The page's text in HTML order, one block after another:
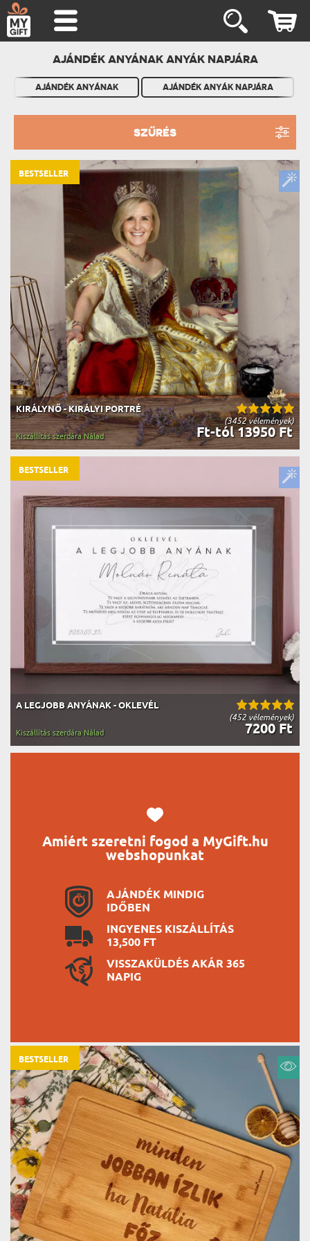
AJÁNDÉK ANYÁNAK ANYÁK NAPJÁRA
AJÁNDÉK ANYÁNAK AJÁNDÉK ANYÁK NAPJÁRA
SZŰRÉS
(3452 vélemények)
KIRÁLYNŐ - KIRÁLYI PORTRÉ
Ft-tól 13950 Ft
Kiszállítás szerdára Nálad
BESTSELLER
(452 vélemények)
A LEGJOBB ANYÁNAK - OKLEVÉL
7200 Ft
Kiszállítás szerdára Nálad
BESTSELLER
Amiért szeretni fogod a MyGift.hu
webshopunkat
AJÁNDÉK MINDIG
IDŐBEN
INGYENES KISZÁLLÍTÁS
13,500 FT
VISSZAKÜLDÉS AKÁR 365
NAPIG
BESTSELLER